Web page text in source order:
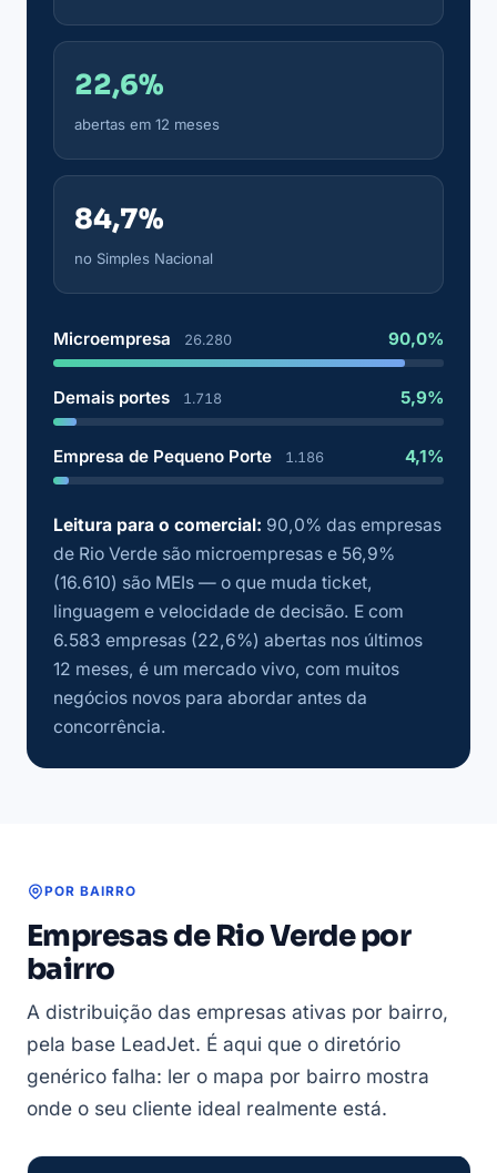
22,6%
abertas em 12 meses
84,7%
no Simples Nacional
Microempresa 26.280 90,0%
Demais portes 1.718 5,9%
Empresa de Pequeno Porte 1.186 4,1%
Leitura para o comercial: 90,0% das empresas
de Rio Verde são microempresas e 56,9%
(16.610) são MEIs — o que muda ticket,
linguagem e velocidade de decisão. E com
6.583 empresas (22,6%) abertas nos últimos
12 meses, é um mercado vivo, com muitos
negócios novos para abordar antes da
concorrência.
POR BAIRRO
Empresas de Rio Verde por
bairro
A distribuição das empresas ativas por bairro,
pela base LeadJet. É aqui que o diretório
genérico falha: ler o mapa por bairro mostra
onde o seu cliente ideal realmente está.